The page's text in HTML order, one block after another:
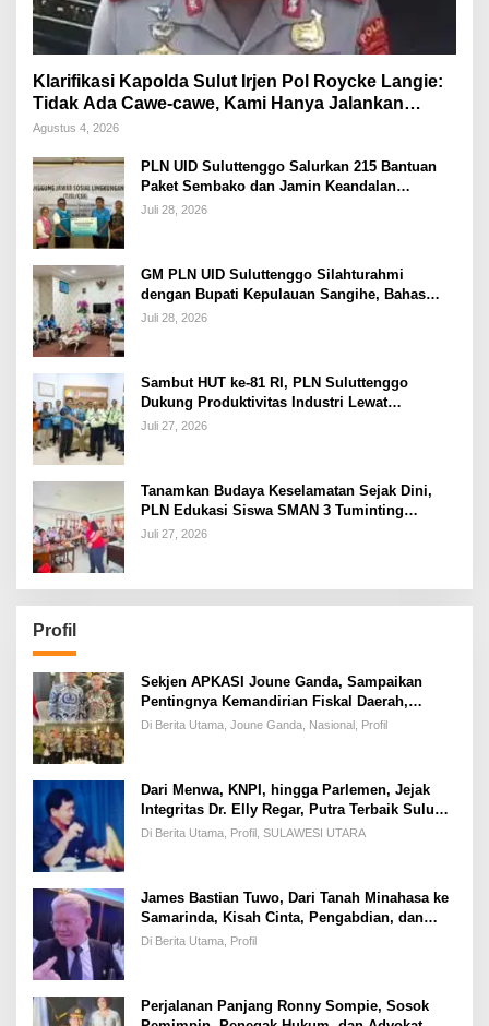
Klarifikasi Kapolda Sulut Irjen Pol Roycke Langie:
Tidak Ada Cawe-cawe, Kami Hanya Jalankan
Perintah Undang-Undang
Agustus 4, 2026
PLN UID Suluttenggo Salurkan 215 Bantuan
Paket Sembako dan Jamin Keandalan
Kelistrikan Pasca Bencana di Tamako
Juli 28, 2026
GM PLN UID Suluttenggo Silahturahmi
dengan Bupati Kepulauan Sangihe, Bahas
Keandalan Sistem Kelistrikan hingga
Juli 28, 2026
Sambut HUT ke-81 RI, PLN Suluttenggo
Dukung Produktivitas Industri Lewat
Penambahan Daya PT J Resources Bolaang
Juli 27, 2026
Tanamkan Budaya Keselamatan Sejak Dini,
PLN Edukasi Siswa SMAN 3 Tuminting
Manado Soal Bahaya Listrik
Juli 27, 2026
Profil
Sekjen APKASI Joune Ganda, Sampaikan
Pentingnya Kemandirian Fiskal Daerah,
Dihadapan Pimpinan DPR-RI
Di Berita Utama, Joune Ganda, Nasional, Profil
Dari Menwa, KNPI, hingga Parlemen, Jejak
Integritas Dr. Elly Regar, Putra Terbaik Suluun
yang Disegani Lintas Generasi
Di Berita Utama, Profil, SULAWESI UTARA
James Bastian Tuwo, Dari Tanah Minahasa ke
Samarinda, Kisah Cinta, Pengabdian, dan
Kesuksesan
Di Berita Utama, Profil
Perjalanan Panjang Ronny Sompie, Sosok